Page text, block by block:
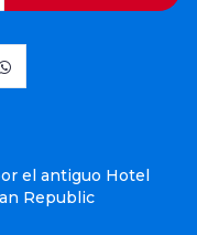
el antiguo Hotel
Republic